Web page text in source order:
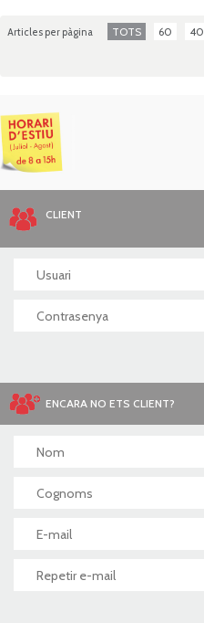
Articles per pàgina TOTS 60 40
CLIENT
ENCARA NO ETS CLIENT?